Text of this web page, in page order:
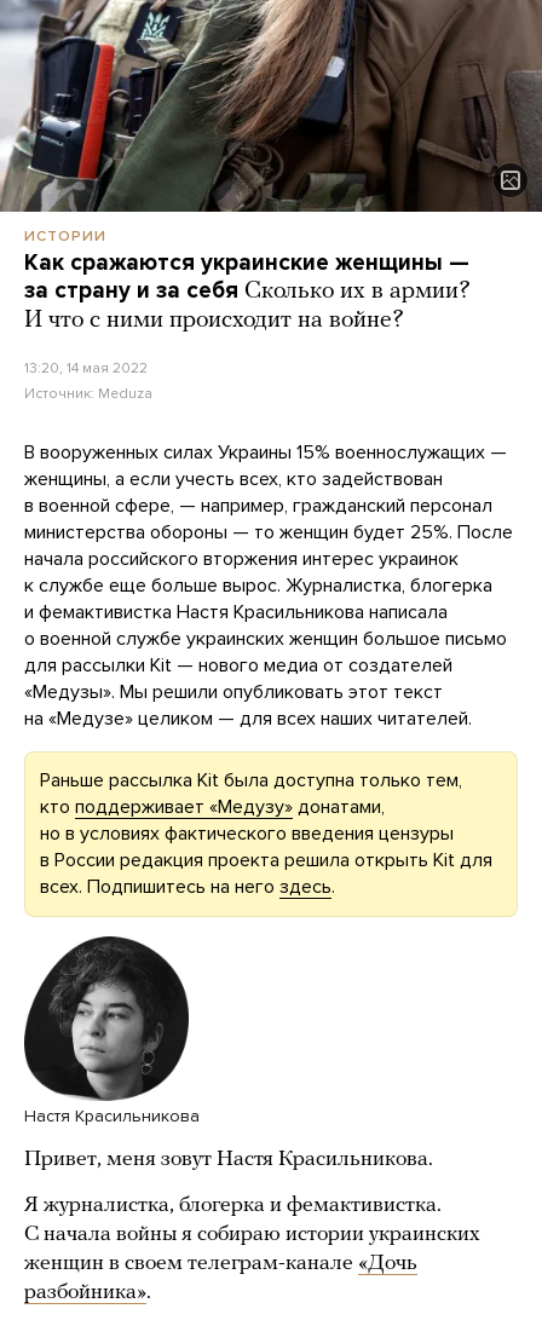
ИСТОРИИ
Как сражаются украинские женщины —
за страну и за себя Сколько их в армии?
И что с ними происходит на войне?
13:20, 14 мая 2022
Источник: Meduza
В вооруженных силах Украины 15% военнослужащих —
женщины, а если учесть всех, кто задействован
в военной сфере, — например, гражданский персонал
министерства обороны — то женщин будет 25%. После
начала российского вторжения интерес украинок
к службе еще больше вырос. Журналистка, блогерка
и фемактивистка Настя Красильникова написала
о военной службе украинских женщин большое письмо
для рассылки Kit — нового медиа от создателей
«Медузы». Мы решили опубликовать этот текст
на «Медузе» целиком — для всех наших читателей.
Раньше рассылка Kit была доступна только тем,
кто поддерживает «Медузу» донатами,
но в условиях фактического введения цензуры
в России редакция проекта решила открыть Kit для
всех. Подпишитесь на него здесь.
Настя Красильникова
Привет, меня зовут Настя Красильникова.
Я журналистка, блогерка и фемактивистка.
С начала войны я собираю истории украинских
женщин в своем телеграм-канале «Дочь
разбойника».